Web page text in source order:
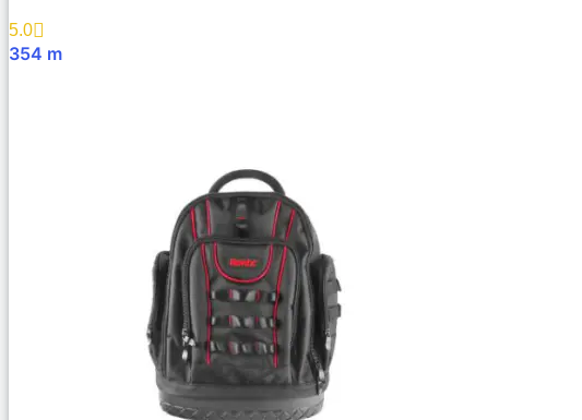
5.0
354 m